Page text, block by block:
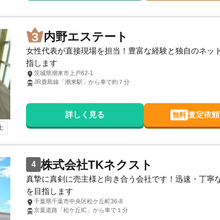
内野エステート
女性代表が直接現場を担当！豊富な経験と独自のネッ
指します
茨城県潮来市上戸62-1
JR鹿島線「潮来駅」から車で約７分
詳しく見る 無料 査定依
4 株式会社TKネクスト
真摯に真剣に売主様と向き合う会社です！迅速・丁寧
を目指します
千葉県千葉市中央区松ケ丘町36-8
京葉道路「松ケ丘IC」から車で１分